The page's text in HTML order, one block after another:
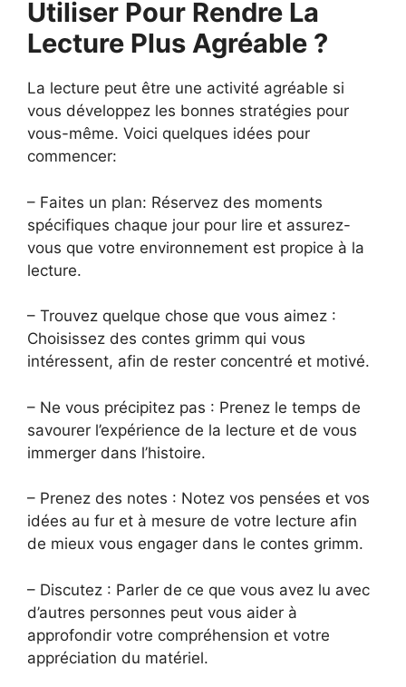
Utiliser Pour Rendre La
Lecture Plus Agréable ?
La lecture peut être une activité agréable si
vous développez les bonnes stratégies pour
vous-même. Voici quelques idées pour
commencer:
– Faites un plan: Réservez des moments
spécifiques chaque jour pour lire et assurez-
vous que votre environnement est propice à la
lecture.
– Trouvez quelque chose que vous aimez :
Choisissez des contes grimm qui vous
intéressent, afin de rester concentré et motivé.
– Ne vous précipitez pas : Prenez le temps de
savourer l’expérience de la lecture et de vous
immerger dans l’histoire.
– Prenez des notes : Notez vos pensées et vos
idées au fur et à mesure de votre lecture afin
de mieux vous engager dans le contes grimm.
– Discutez : Parler de ce que vous avez lu avec
d’autres personnes peut vous aider à
approfondir votre compréhension et votre
appréciation du matériel.